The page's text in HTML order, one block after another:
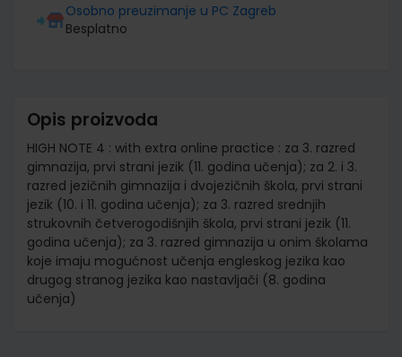
Osobno preuzimanje u PC Zagreb
Besplatno
Opis proizvoda
HIGH NOTE 4 : with extra online practice : za 3. razred
gimnazija, prvi strani jezik (11. godina učenja); za 2. i 3.
razred jezičnih gimnazija i dvojezičnih škola, prvi strani
jezik (10. i 11. godina učenja); za 3. razred srednjih
strukovnih četverogodišnjih škola, prvi strani jezik (11.
godina učenja); za 3. razred gimnazija u onim školama
koje imaju mogućnost učenja engleskog jezika kao
drugog stranog jezika kao nastavljači (8. godina
učenja)